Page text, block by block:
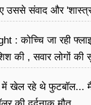
उससे संवाद और
: कोच्चि जा रही
की , सवार लोगों की
में खेल रहे थे फुटबॉल...